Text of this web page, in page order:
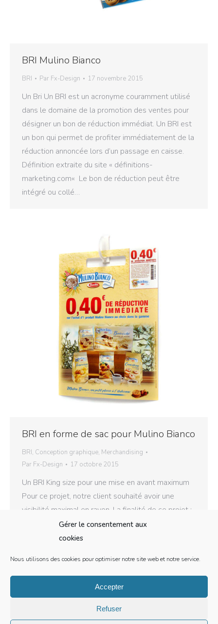
Gérer le consentement aux
cookies
Nous utilisons des cookies pour optimiser notre site web et notre service.
Accepter
Refuser
BRI Mulino Bianco
BRI Par Fx-Design 17 novembre 2015
Un Bri Un BRI est un acronyme couramment utilisé
dans le domaine de la promotion des ventes pour
désigner un bon de réduction immédiat. Un BRI est
un bon qui permet de profiter immédiatement de la
réduction annoncée lors d’un passage en caisse.
Définition extraite du site « définitions-
marketing.com« Le bon de réduction peut être
intégré ou collé…
BRI en forme de sac pour Mulino Bianco
BRI, Conception graphique, Merchandising
Par Fx-Design 17 octobre 2015
Un BRI King size pour une mise en avant maximum
Pour ce projet, notre client souhaité avoir une
visibilité maximal en rayon. La finalité de ce projet :
un format A4 avec une hanse façon sac pour une
prise en main facile du consommateur. Ce BRI
produit et d’un sac personnalisé…